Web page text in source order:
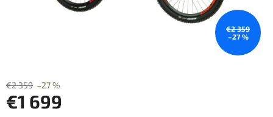
€2 359
–27 %
€2 359 –27 %
€1 699